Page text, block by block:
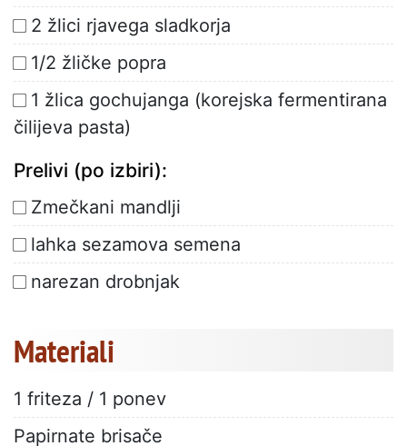
2 žlici rjavega sladkorja
1/2 žličke popra
1 žlica gochujanga (korejska fermentirana
čilijeva pasta)
Prelivi (po izbiri):
Zmečkani mandlji
lahka sezamova semena
narezan drobnjak
Materiali
1 friteza / 1 ponev
Papirnate brisače